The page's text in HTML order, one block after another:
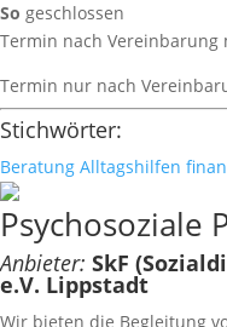
So geschlossen
Termin nach Vereinbarung
Termin nur nach
Stichwörter:
Beratung Alltagshilfen
Psychosoziale
Anbieter: SkF
e.V. Lippstadt
Wir bieten die Begleitung